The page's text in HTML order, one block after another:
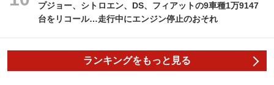
プジョー、シトロエン、DS、フィアットの9車種1万9147
台をリコール…走行中にエンジン停止のおそれ
ランキングをもっと見る